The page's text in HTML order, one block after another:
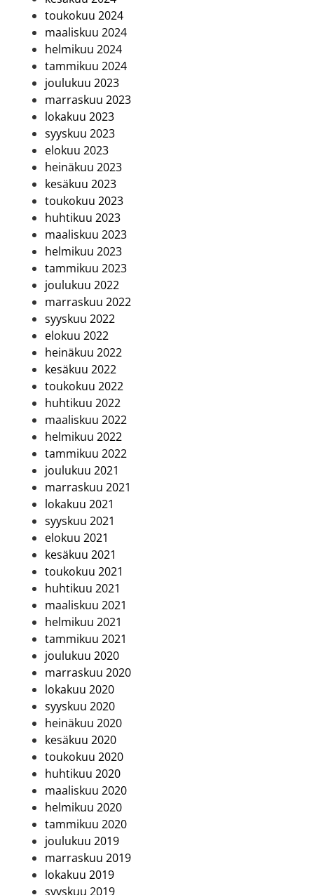
toukokuu 2024
maaliskuu 2024
helmikuu 2024
tammikuu 2024
joulukuu 2023
marraskuu 2023
lokakuu 2023
syyskuu 2023
elokuu 2023
heinäkuu 2023
kesäkuu 2023
toukokuu 2023
huhtikuu 2023
maaliskuu 2023
helmikuu 2023
tammikuu 2023
joulukuu 2022
marraskuu 2022
syyskuu 2022
elokuu 2022
heinäkuu 2022
kesäkuu 2022
toukokuu 2022
huhtikuu 2022
maaliskuu 2022
helmikuu 2022
tammikuu 2022
joulukuu 2021
marraskuu 2021
lokakuu 2021
syyskuu 2021
elokuu 2021
kesäkuu 2021
toukokuu 2021
huhtikuu 2021
maaliskuu 2021
helmikuu 2021
tammikuu 2021
joulukuu 2020
marraskuu 2020
lokakuu 2020
syyskuu 2020
heinäkuu 2020
kesäkuu 2020
toukokuu 2020
huhtikuu 2020
maaliskuu 2020
helmikuu 2020
tammikuu 2020
joulukuu 2019
marraskuu 2019
lokakuu 2019
syyskuu 2019